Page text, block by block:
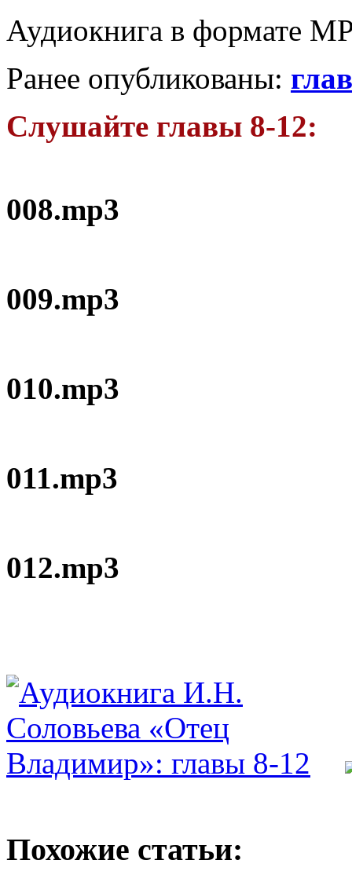
Аудиокнига в формате
Ранее опубликованы: г
Слушайте главы 8-12:
008.mp3
009.mp3
010.mp3
011.mp3
012.mp3
Похожие статьи: